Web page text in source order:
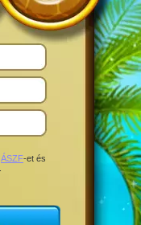
ÁSZF-et és